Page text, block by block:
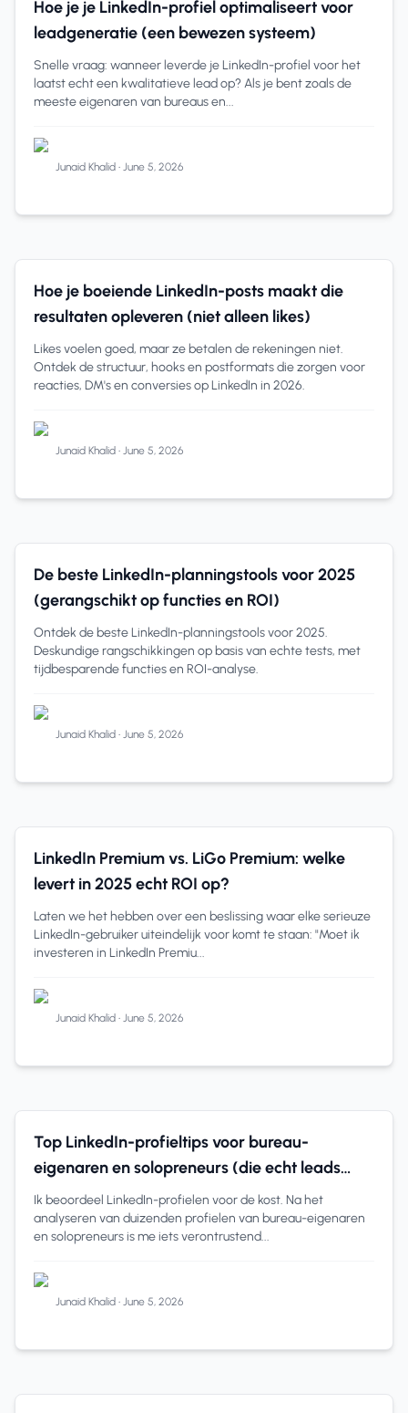
Hoe je je LinkedIn-profiel optimaliseert voor
leadgeneratie (een bewezen systeem)
Snelle vraag: wanneer leverde je LinkedIn-profiel voor het
laatst echt een kwalitatieve lead op? Als je bent zoals de
meeste eigenaren van bureaus en...
Junaid Khalid • June 5, 2026
LinkedIn 11 min read
Hoe je boeiende LinkedIn-posts maakt die
resultaten opleveren (niet alleen likes)
Likes voelen goed, maar ze betalen de rekeningen niet.
Ontdek de structuur, hooks en postformats die zorgen voor
reacties, DM's en conversies op LinkedIn in 2026.
Junaid Khalid • June 5, 2026
LinkedIn 12 min read
De beste LinkedIn-planningstools voor 2025
(gerangschikt op functies en ROI)
Ontdek de beste LinkedIn-planningstools voor 2025.
Deskundige rangschikkingen op basis van echte tests, met
tijdbesparende functies en ROI-analyse.
Junaid Khalid • June 5, 2026
LinkedIn 6 min read
LinkedIn Premium vs. LiGo Premium: welke
levert in 2025 echt ROI op?
Laten we het hebben over een beslissing waar elke serieuze
LinkedIn-gebruiker uiteindelijk voor komt te staan: "Moet ik
investeren in LinkedIn Premiu...
Junaid Khalid • June 5, 2026
LinkedIn-profieltips
Top LinkedIn-profieltips voor bureau-
eigenaren en solopreneurs (die echt leads
opleveren)
Ik beoordeel LinkedIn-profielen voor de kost. Na het
analyseren van duizenden profielen van bureau-eigenaren
en solopreneurs is me iets verontrustend...
Junaid Khalid • June 5, 2026